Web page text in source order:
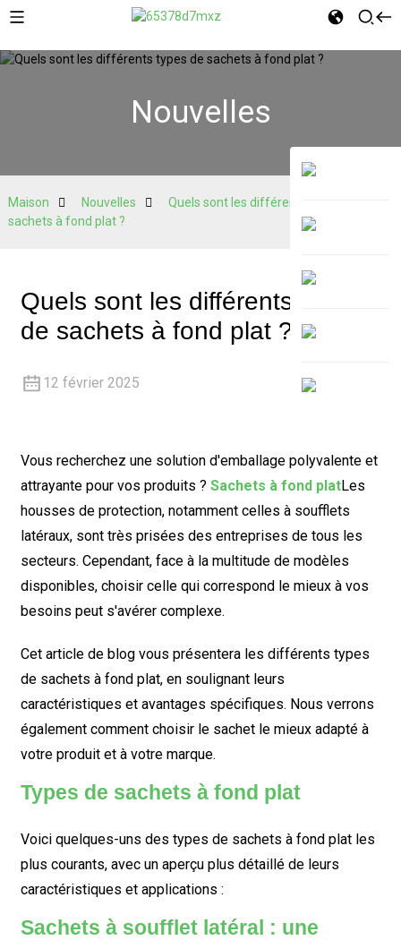
Nouvelles
Maison Nouvelles
Quels sont les différents types de
sachets à fond plat ?
Quels sont les différents types
de sachets à fond plat ?
12 février 2025
Vous recherchez une solution d'emballage polyvalente et
attrayante pour vos produits ? Sachets à fond platLes
housses de protection, notamment celles à soufflets
latéraux, sont très prisées des entreprises de tous les
secteurs. Cependant, face à la multitude de modèles
disponibles, choisir celle qui correspond le mieux à vos
besoins peut s'avérer complexe.
Cet article de blog vous présentera les différents types
de sachets à fond plat, en soulignant leurs
caractéristiques et avantages spécifiques. Nous verrons
également comment choisir le sachet le mieux adapté à
votre produit et à votre marque.
Types de sachets à fond plat
Voici quelques-uns des types de sachets à fond plat les
plus courants, avec un aperçu plus détaillé de leurs
caractéristiques et applications :
Sachets à soufflet latéral : une